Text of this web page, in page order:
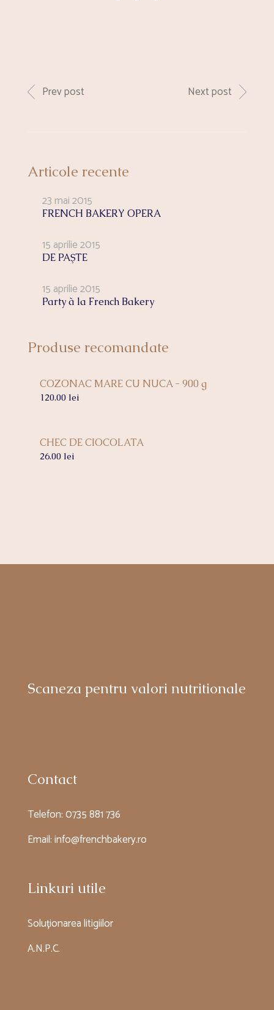
Prev post Next post
Articole recente
23 mai 2015
FRENCH BAKERY OPERA
15 aprilie 2015
DE PAŞTE
15 aprilie 2015
Party à la French Bakery
Produse recomandate
COZONAC MARE CU NUCA - 900 g
120.00 lei
CHEC DE CIOCOLATA
26.00 lei
Scaneza pentru valori nutritionale
Contact
Telefon:0735 881 736
Email:info@frenchbakery.ro
Linkuri utile
Soluționarea litigiilor
A.N.P.C.